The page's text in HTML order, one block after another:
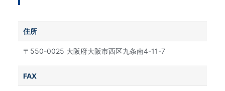
住所
〒550-0025 大阪府大阪市西区九条南4-11-7
FAX